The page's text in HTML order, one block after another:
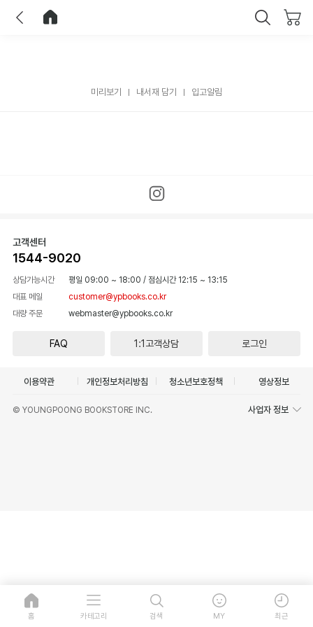
미리보기 내서재 담기 입고알림
고객센터
1544-9020
상담가능시간 평일 09:00 ~ 18:00 / 점심시간 12:15 ~ 13:15
대표 메일
customer@ypbooks.co.kr
대량 주문
webmaster@ypbooks.co.kr
FAQ 1:1고객상담 로그인
이용약관 개인정보처리방침 청소년보호정책 영상정보
© YOUNGPOONG BOOKSTORE INC. 사업자 정보
홈 카테고리 검색 MY 최근